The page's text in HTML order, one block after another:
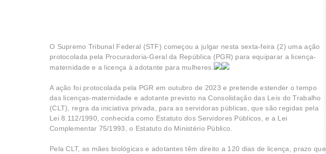
O Supremo Tribunal Federal (STF) começou a julgar nesta sexta-feira (2) uma ação
protocolada pela Procuradoria-Geral da República (PGR) para equiparar a licença-
maternidade e a licença à adotante para mulheres.
A ação foi protocolada pela PGR em outubro de 2023 e pretende estender o tempo
das licenças-maternidade e adotante previsto na Consolidação das Leis do Trabalho
(CLT), regra da iniciativa privada, para as servidoras públicas, que são regidas pela
Lei 8.112/1990, conhecida como Estatuto dos Servidores Públicos, e a Lei
Complementar 75/1993, o Estatuto do Ministério Público.
Pela CLT, as mães biológicas e adotantes têm direito a 120 dias de licença, prazo que